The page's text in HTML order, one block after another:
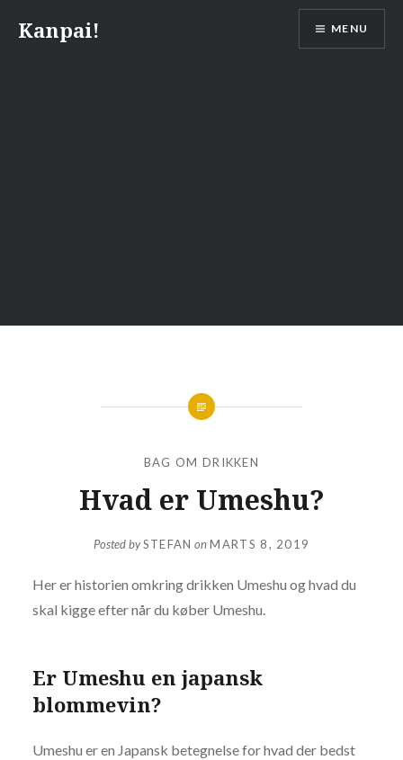
Kanpai! MENU
BAG OM DRIKKEN
Hvad er Umeshu?
Posted bySTEFAN onMARTS 8, 2019
Her er historien omkring drikken Umeshu og hvad du
skal kigge efter når du køber Umeshu.
Er Umeshu en japansk
blommevin?
Umeshu er en Japansk betegnelse for hvad der bedst